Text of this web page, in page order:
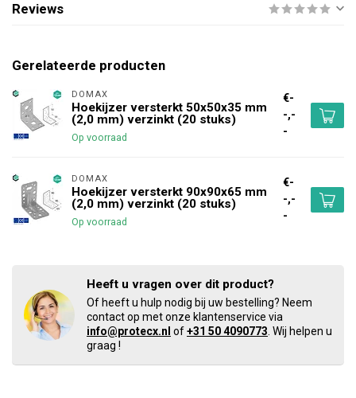
Reviews
Gerelateerde producten
DOMAX
Hoekijzer versterkt 50x50x35 mm
(2,0 mm) verzinkt (20 stuks)
Op voorraad
€-
-,-
-
DOMAX
Hoekijzer versterkt 90x90x65 mm
(2,0 mm) verzinkt (20 stuks)
Op voorraad
€-
-,-
-
Heeft u vragen over dit product?
Of heeft u hulp nodig bij uw bestelling? Neem
contact op met onze klantenservice via
info@protecx.nl of+31 50 4090773 . Wij helpen u
graag !